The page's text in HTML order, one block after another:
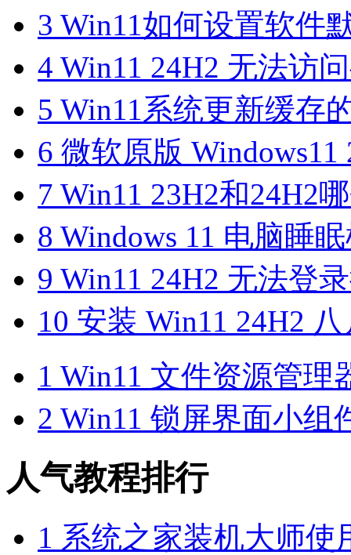
3 Win11如何设置软件
4 Win11 24H2 无法访
5 Win11系统更新缓存
6 微软原版
7 Win11 23H2和24H2
8 Windows 11 电脑睡
9 Win11 24H2 无法登
10 安装 Win11 24H2
1 Win11 文件资源管理
2 Win11 锁屏界面小组
人气教程排行
1 系统之家装机大师使